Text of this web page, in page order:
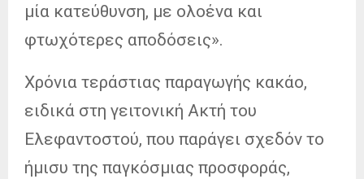
μία κατεύθυνση, με ολοένα και
φτωχότερες αποδόσεις».
Χρόνια τεράστιας παραγωγής κακάο,
ειδικά στη γειτονική Ακτή του
Ελεφαντοστού, που παράγει σχεδόν το
ήμισυ της παγκόσμιας προσφοράς,